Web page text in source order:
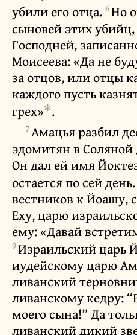
убили его отца. 6Но
сыновей этих
Господней,
Моисеева: «Да не
за отцов, или отцы
каждого пусть
грех»✻.
7Амацья разбил
эдомитян в Соляной
Он дал ей имя
остается по сей день.
вестников к Йоашу,
Еху, царю
ему: «Давай
9Израильский царь
иудейскому царю
ливанский
ливанскому кедру:
моего сына!” Да
ливанский дикий